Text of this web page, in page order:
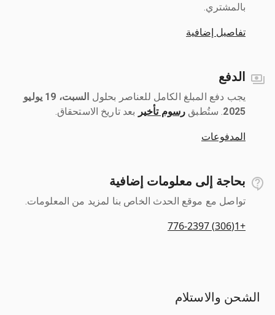
بالمشتري.
تفاصيل إضافية
الدفع
يجب دفع المبلغ الكامل للعناصر بحلول ‎
السبت، 19 يوليو
2025
رسوم تأخير بعد تاريخ الاستحقاق.
المدفوعات
بحاجة إلى معلومات إضافية
تواصل مع موقع الحدث الخاص بنا لمزيد من المعلومات.
+1(306) 776-2397
الشحن والاستلام